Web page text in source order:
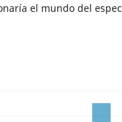
el mundo del